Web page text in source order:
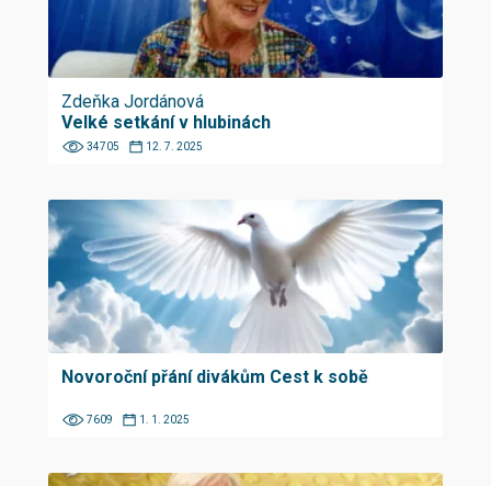
Zdeňka Jordánová
Velké setkání v hlubinách
34705 12. 7. 2025
Novoroční přání divákům Cest k sobě
7609 1. 1. 2025